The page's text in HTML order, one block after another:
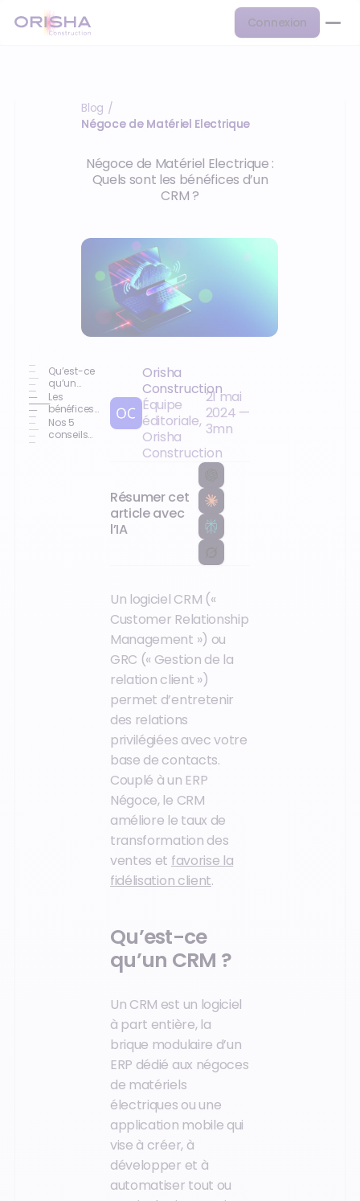
Connexion
Blog /
Négoce de Matériel Electrique
Négoce de Matériel Electrique :
Quels sont les bénéfices d’un
CRM ?
Qu’est-ce
qu’un
CRM ?
Les
bénéfices
d’un CRM
pour les
Nos 5
conseils
Orisha
Construction
Équipe
éditoriale,
Orisha
Construction
21 mai
2024 —
3mn
Résumer cet
article avec
l’IA
Un logiciel CRM («
Customer Relationship
Management ») ou
GRC (« Gestion de la
relation client »)
permet d’entretenir
des relations
privilégiées avec votre
base de contacts.
Couplé à un ERP
Négoce, le CRM
améliore le taux de
transformation des
ventes et favorise la
fidélisation client.
Qu’est-ce
qu’un CRM ?
Un CRM est un logiciel
à part entière, la
brique modulaire d’un
ERP dédié aux négoces
de matériels
électriques ou une
application mobile qui
vise à créer, à
développer et à
automatiser tout ou